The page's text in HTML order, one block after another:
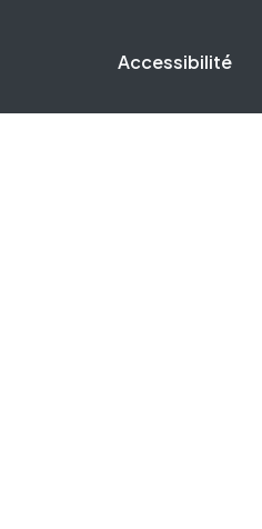
Accessibilité